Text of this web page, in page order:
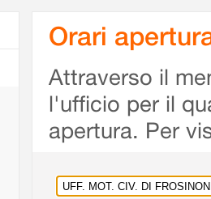
Orari
Attraverso il
l'ufficio per il
apertura. Per